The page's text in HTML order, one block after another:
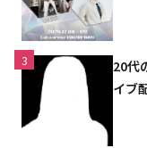
3
20代
イブ